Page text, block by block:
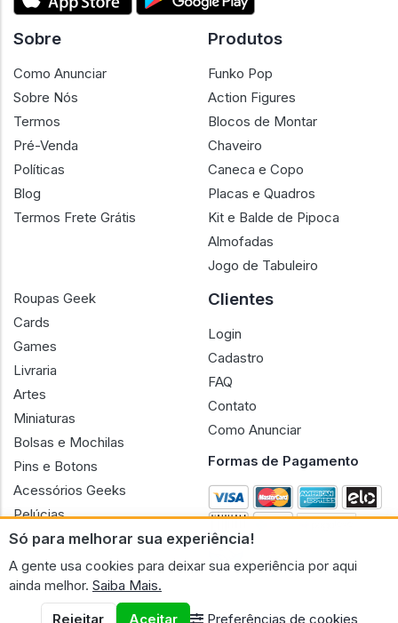
Só para melhorar sua experiência!
A gente usa cookies para deixar sua experiência por aqui
ainda melhor. Saiba Mais.
Rejeitar
Aceitar Preferências de cookies
Sobre
Como Anunciar
Sobre Nós
Termos
Pré-Venda
Políticas
Blog
Termos Frete Grátis
Produtos
Funko Pop
Action Figures
Blocos de Montar
Chaveiro
Caneca e Copo
Placas e Quadros
Kit e Balde de Pipoca
Almofadas
Jogo de Tabuleiro
Roupas Geek
Cards
Games
Livraria
Artes
Miniaturas
Bolsas e Mochilas
Pins e Botons
Acessórios Geeks
Pelúcias
Bonecas
Clientes
Login
Cadastro
FAQ
Contato
Como Anunciar
Formas de Pagamento